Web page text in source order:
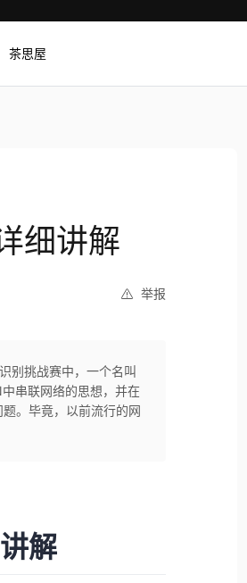
茶思屋
细讲解
举报
别挑战赛中，一个名叫
串联网络的思想，并在
。毕竟，以前流行的网
解